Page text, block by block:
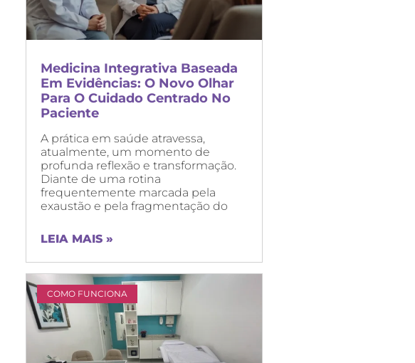
Medicina Integrativa Baseada
Em Evidências: O Novo Olhar
Para O Cuidado Centrado No
Paciente
A prática em saúde atravessa,
atualmente, um momento de
profunda reflexão e transformação.
Diante de uma rotina
frequentemente marcada pela
exaustão e pela fragmentação do
LEIA MAIS »
COMO FUNCIONA